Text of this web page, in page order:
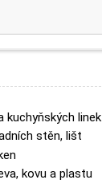
kuchyňských linek
stěn, lišt
kovu a plastu